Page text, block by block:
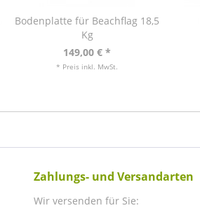
Bodenplatte für Beachflag 18,5
Kg
149,00 € *
* Preis inkl. MwSt.
Zahlungs- und Versandarten
Wir versenden für Sie: